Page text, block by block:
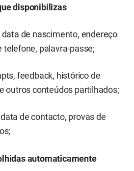
disponibilizas
data de nascimento, endereço
telefone, palavra-passe;
feedback, histórico de
outros conteúdos partilhados;
de contacto, provas de
automaticamente